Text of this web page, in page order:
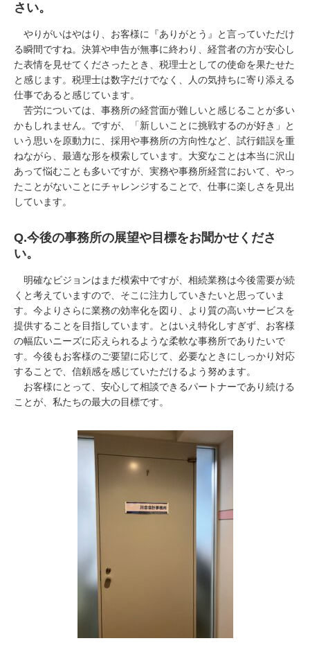
さい。
やりがいはやはり、お客様に『ありがとう』と言っていただけ
る瞬間ですね。決算や申告が無事に終わり、経営者の方が安心し
た表情を見せてくださったとき、税理士としての使命を果たせた
と感じます。税理士は数字だけでなく、人の気持ちに寄り添える
仕事であると感じています。
苦労については、事務所の経営面が難しいと感じることが多い
かもしれません。ですが、「新しいことに挑戦するのが好き」と
いう思いを原動力に、採用や事務所の方向性など、試行錯誤を重
ねながら、最適な形を模索しています。大変なことは本当に沢山
あって悩むことも多いですが、実務や事務所経営において、やっ
たことがないことにチャレンジすることで、仕事に楽しさを見出
しています。
Q.今後の事務所の展望や目標をお聞かせくださ
い。
明確なビジョンはまだ模索中ですが、相続業務は今後需要が続
くと考えていますので、そこに注力していきたいと思っていま
す。今よりさらに業務の効率化を図り、より質の高いサービスを
提供することを目指しています。とはいえ特化しすぎず、お客様
の幅広いニーズに応えられるような柔軟な事務所でありたいで
す。今後もお客様のご要望に応じて、必要なときにしっかり対応
することで、信頼感を感じていただけるよう努めます。
お客様にとって、安心して相談できるパートナーであり続ける
ことが、私たちの最大の目標です。